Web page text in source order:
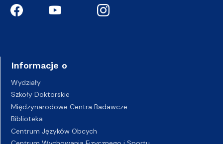
Informacje o
Wydziały
Szkoły Doktorskie
Międzynarodowe Centra Badawcze
Biblioteka
Centrum Języków Obcych